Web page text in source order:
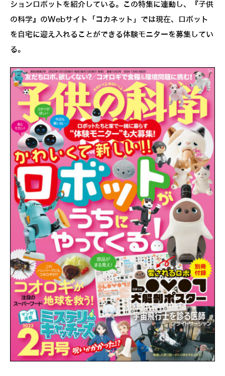
ションロボットを紹介している。この特集に連動し、『子供
の科学』のWebサイト「コカネット」では現在、ロボット
を自宅に迎え入れることができる体験モニターを募集してい
る。